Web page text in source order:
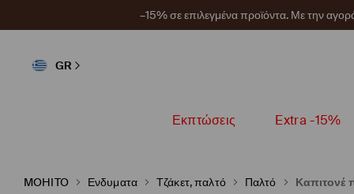
–15% σε επιλεγμένα προϊόντα. Με την
GR
Εκπτώσεις Extra -15%
MOHITO Ενδυματα Τζάκετ, παλτό Παλτό Καπιτονέ